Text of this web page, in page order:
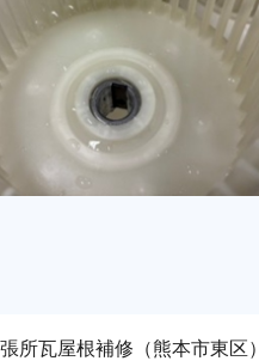
所瓦屋根補修（熊本市東区）